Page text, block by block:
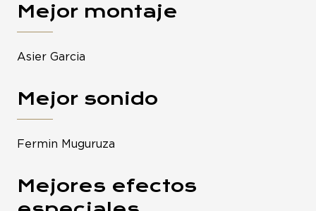
Mejor montaje
Asier Garcia
Mejor sonido
Fermin Muguruza
Mejores efectos